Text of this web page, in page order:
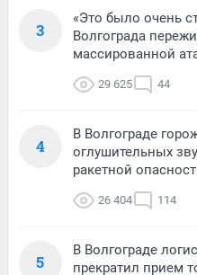
3
«Это было очень
Волгограда
массированной
29 625 44
4
В Волгограде
оглушительных
ракетной
26 404 114
5
В Волгограде
прекратил прием